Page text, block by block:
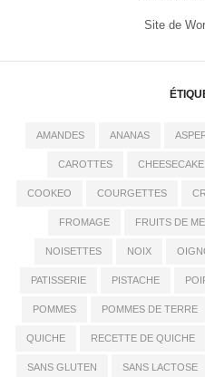
Site de
AMANDES ANANAS
CAROTTES CHEESECAKE
COOKEO COURGETTES
FROMAGE FRUITS DE
NOISETTES NOIX
PATISSERIE PISTACHE
POMMES POMMES DE TERRE
QUICHE RECETTE DE QUICHE
SANS GLUTEN SANS LACTOSE